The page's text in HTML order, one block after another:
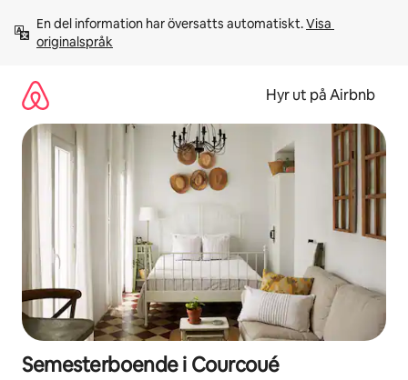
innehåll
En del information har översatts automatiskt. Visa
originalspråk
Hyr ut på Airbnb
Semesterboende i Courcoué